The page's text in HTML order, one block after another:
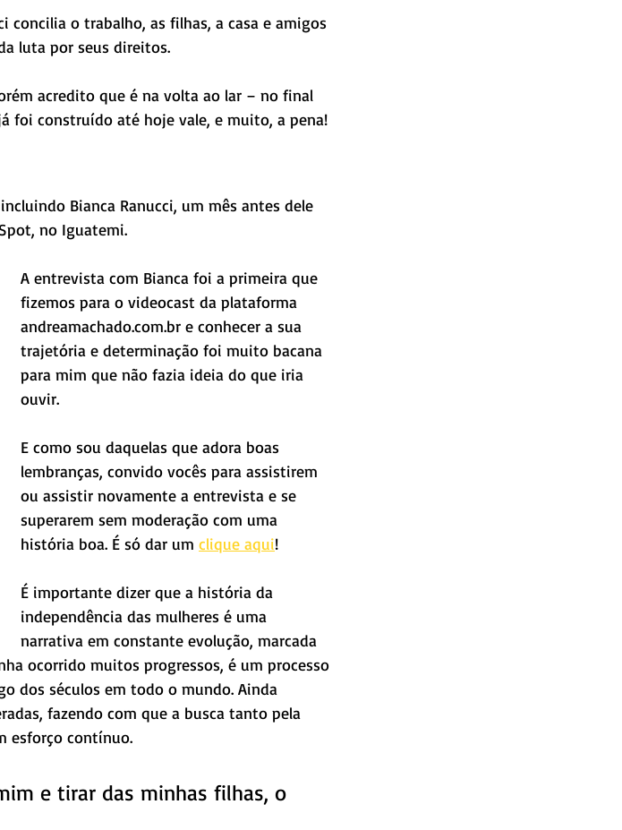
concilia o trabalho, as filhas, a casa e amigos
luta por seus direitos.
acredito que é na volta ao lar – no final
foi construído até hoje vale, e muito, a pena!
Bianca Ranucci, um mês antes dele
no Iguatemi.
A entrevista com Bianca foi a primeira que
fizemos para o videocast da plataforma
andreamachado.com.br e conhecer a sua
trajetória e determinação foi muito bacana
para mim que não fazia ideia do que iria
ouvir.
E como sou daquelas que adora boas
lembranças, convido vocês para assistirem
ou assistir novamente a entrevista e se
superarem sem moderação com uma
história boa. É só dar um clique aqui!
É importante dizer que a história da
independência das mulheres é uma
narrativa em constante evolução, marcada
ocorrido muitos progressos, é um processo
dos séculos em todo o mundo. Ainda
fazendo com que a busca tanto pela
esforço contínuo.
e tirar das minhas filhas, o